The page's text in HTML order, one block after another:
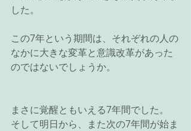
した。
この7年という期間は、それぞれの人の
なかに大きな変革と意識改革があった
のではないでしょうか。
まさに覚醒ともいえる7年間でした。
そして明日から、また次の7年間が始ま